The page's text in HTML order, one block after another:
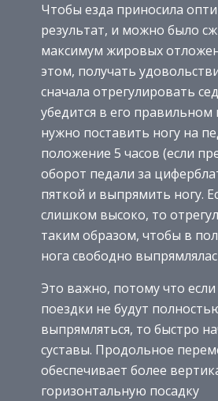
Чтобы езда приносила
результат, и можно было
максимум жировых
этом, получать
сначала отрегулировать
убедится в его
нужно поставить ногу на
положение 5 часов (если
оборот педали за
пяткой и выпрямить ногу.
слишком высоко, то
таким образом, чтобы в
нога свободно
Это важно, потому что
поездки не будут
выпрямляться, то быстро
суставы. Продольное
обеспечивает более
горизонтальную посадку